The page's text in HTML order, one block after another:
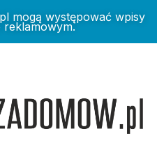
mogą występować wpisy